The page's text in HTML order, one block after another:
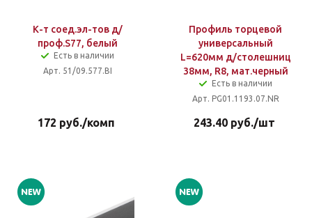
К-т соед.эл-тов д/
проф.S77, белый
Есть в наличии
Арт. 51/09.577.BI
172 руб./комп
Профиль торцевой
универсальный
L=620мм д/столешниц
38мм, R8, мат.черный
Есть в наличии
Арт. PG01.1193.07.NR
243.40руб./шт